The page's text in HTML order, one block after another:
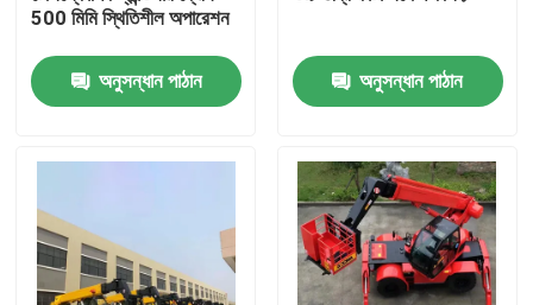
পণ্য
আমাদের সম্বন্ধে
500 মিমি স্থিতিশীল অপারেশন
অনুসন্ধান পাঠান অনুসন্ধান পাঠান